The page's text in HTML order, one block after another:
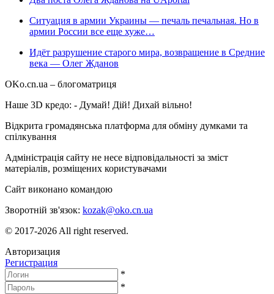
Ситуация в армии Украины — печаль печальная. Но в
армии России все еще хуже…
Идёт разрушение старого мира, возвращение в Средние
века — Олег Жданов
OKo.cn.ua – блогоматриця
Наше 3D кредо: - Думай! Дій! Дихай вільно!
Відкрита громадянська платформа для обміну думками та
спілкування
Адміністрація сайту не несе відповідальності за зміст
матеріалів, розміщених користувачами
Сайт виконано командою
Зворотній зв'язок: kozak@oko.cn.ua
© 2017-2026 All right reserved.
Авторизация
Регистрация
*
*